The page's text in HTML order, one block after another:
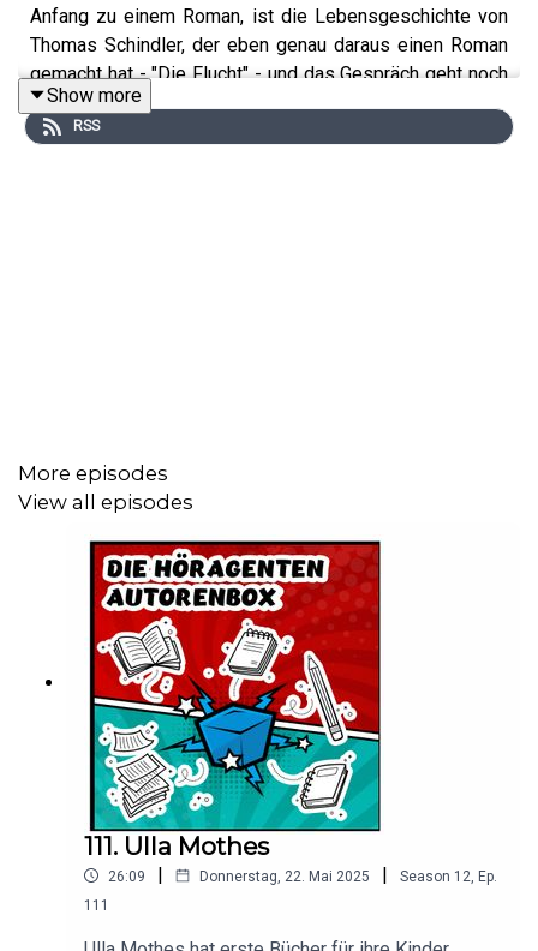
Anfang zu einem Roman, ist die Lebensgeschichte von
Thomas Schindler, der eben genau daraus einen Roman
gemacht hat - "Die Flucht" - und das Gespräch geht noch
weit darüber hinaus. Solltet Ihr hören!
Show more
RSS
More episodes
View all episodes
111. Ulla Mothes
26:09 | Donnerstag, 22. Mai 2025 | Season 12, Ep.
111